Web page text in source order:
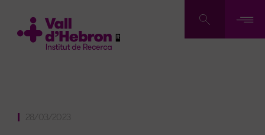
contingut
28/03/2023